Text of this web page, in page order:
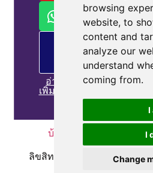
browsing
website, to
content and
analyze our
understand
coming from.
I
I
Change
อ่าน
เพิ่มเติม
บ้าน นโยบายความเป็น
ลิขสิทธิ์© 2010-2025